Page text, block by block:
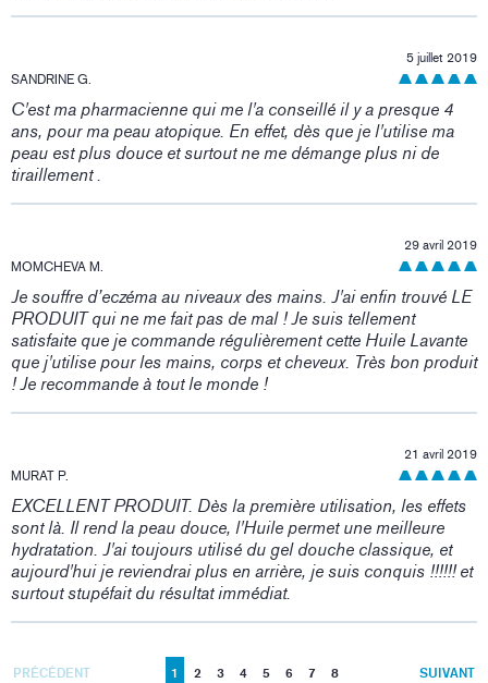
SANDRINE G.
5 juillet 2019
C'est ma pharmacienne qui me l'a conseillé il y a presque 4
ans, pour ma peau atopique. En effet, dès que je l'utilise ma
peau est plus douce et surtout ne me démange plus ni de
tiraillement .
MOMCHEVA M.
29 avril 2019
Je souffre d’eczéma au niveaux des mains. J'ai enfin trouvé LE
PRODUIT qui ne me fait pas de mal ! Je suis tellement
satisfaite que je commande régulièrement cette Huile Lavante
que j'utilise pour les mains, corps et cheveux. Très bon produit
! Je recommande à tout le monde !
MURAT P.
21 avril 2019
EXCELLENT PRODUIT. Dès la première utilisation, les effets
sont là. Il rend la peau douce, l'Huile permet une meilleure
hydratation. J'ai toujours utilisé du gel douche classique, et
aujourd'hui je reviendrai plus en arrière, je suis conquis !!!!!! et
surtout stupéfait du résultat immédiat.
PRÉCÉDENT 1 2 3 4 5 6 7 8 SUIVANT